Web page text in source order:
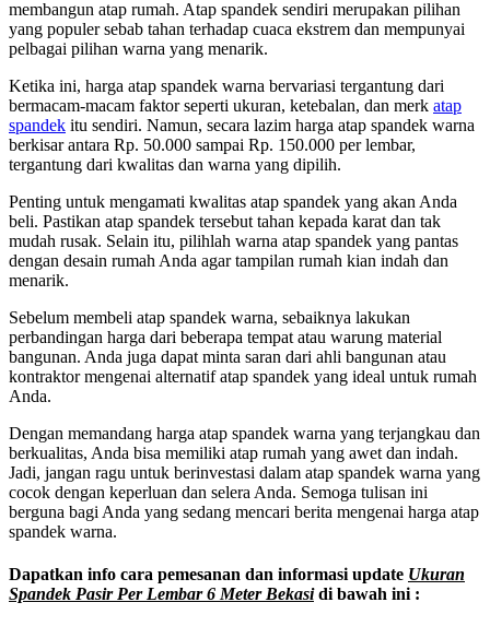
membangun atap rumah. Atap spandek sendiri merupakan pilihan
yang populer sebab tahan terhadap cuaca ekstrem dan mempunyai
pelbagai pilihan warna yang menarik.
Ketika ini, harga atap spandek warna bervariasi tergantung dari
bermacam-macam faktor seperti ukuran, ketebalan, dan merk atap
spandek itu sendiri. Namun, secara lazim harga atap spandek warna
berkisar antara Rp. 50.000 sampai Rp. 150.000 per lembar,
tergantung dari kwalitas dan warna yang dipilih.
Penting untuk mengamati kwalitas atap spandek yang akan Anda
beli. Pastikan atap spandek tersebut tahan kepada karat dan tak
mudah rusak. Selain itu, pilihlah warna atap spandek yang pantas
dengan desain rumah Anda agar tampilan rumah kian indah dan
menarik.
Sebelum membeli atap spandek warna, sebaiknya lakukan
perbandingan harga dari beberapa tempat atau warung material
bangunan. Anda juga dapat minta saran dari ahli bangunan atau
kontraktor mengenai alternatif atap spandek yang ideal untuk rumah
Anda.
Dengan memandang harga atap spandek warna yang terjangkau dan
berkualitas, Anda bisa memiliki atap rumah yang awet dan indah.
Jadi, jangan ragu untuk berinvestasi dalam atap spandek warna yang
cocok dengan keperluan dan selera Anda. Semoga tulisan ini
berguna bagi Anda yang sedang mencari berita mengenai harga atap
spandek warna.
Dapatkan info cara pemesanan dan informasi update Ukuran
Spandek Pasir Per Lembar 6 Meter Bekasidi bawah ini :